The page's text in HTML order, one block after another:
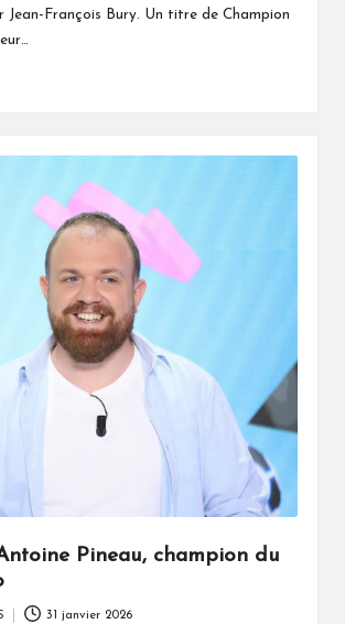
Jean-François Bury. Un titre de Champion
Pineau, champion du
31 janvier 2026